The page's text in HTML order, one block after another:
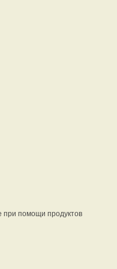
при помощи продуктов